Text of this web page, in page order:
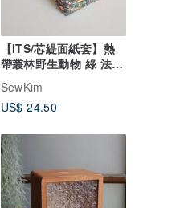
【ITS/芯緹面紙套】熱
帶叢林野生動物 綠 法國
金蔥布 可加購掛繩!
SewKim
US$ 24.50